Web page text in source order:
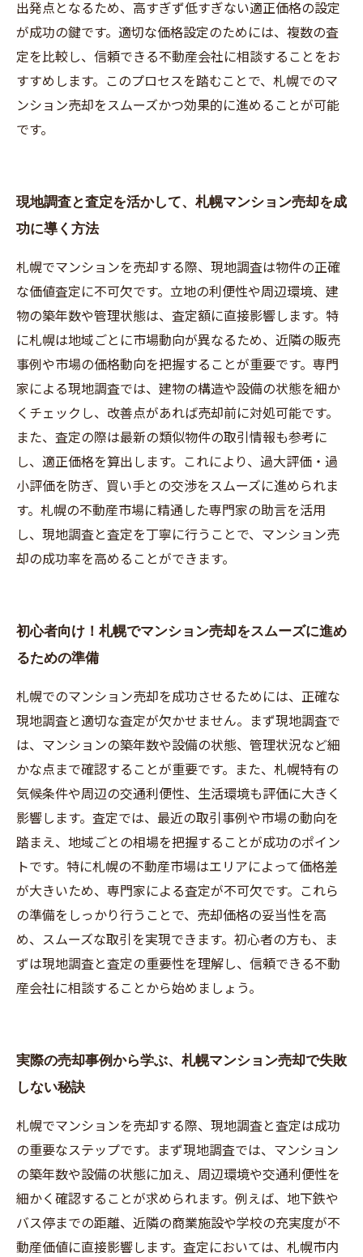
出発点となるため、高すぎず低すぎない適正価格の設定
が成功の鍵です。適切な価格設定のためには、複数の査
定を比較し、信頼できる不動産会社に相談することをお
すすめします。このプロセスを踏むことで、札幌でのマ
ンション売却をスムーズかつ効果的に進めることが可能
です。
現地調査と査定を活かして、札幌マンション売却を成
功に導く方法
札幌でマンションを売却する際、現地調査は物件の正確
な価値査定に不可欠です。立地の利便性や周辺環境、建
物の築年数や管理状態は、査定額に直接影響します。特
に札幌は地域ごとに市場動向が異なるため、近隣の販売
事例や市場の価格動向を把握することが重要です。専門
家による現地調査では、建物の構造や設備の状態を細か
くチェックし、改善点があれば売却前に対処可能です。
また、査定の際は最新の類似物件の取引情報も参考に
し、適正価格を算出します。これにより、過大評価・過
小評価を防ぎ、買い手との交渉をスムーズに進められま
す。札幌の不動産市場に精通した専門家の助言を活用
し、現地調査と査定を丁寧に行うことで、マンション売
却の成功率を高めることができます。
初心者向け！札幌でマンション売却をスムーズに進め
るための準備
札幌でのマンション売却を成功させるためには、正確な
現地調査と適切な査定が欠かせません。まず現地調査で
は、マンションの築年数や設備の状態、管理状況など細
かな点まで確認することが重要です。また、札幌特有の
気候条件や周辺の交通利便性、生活環境も評価に大きく
影響します。査定では、最近の取引事例や市場の動向を
踏まえ、地域ごとの相場を把握することが成功のポイン
トです。特に札幌の不動産市場はエリアによって価格差
が大きいため、専門家による査定が不可欠です。これら
の準備をしっかり行うことで、売却価格の妥当性を高
め、スムーズな取引を実現できます。初心者の方も、ま
ずは現地調査と査定の重要性を理解し、信頼できる不動
産会社に相談することから始めましょう。
実際の売却事例から学ぶ、札幌マンション売却で失敗
しない秘訣
札幌でマンションを売却する際、現地調査と査定は成功
の重要なステップです。まず現地調査では、マンション
の築年数や設備の状態に加え、周辺環境や交通利便性を
細かく確認することが求められます。例えば、地下鉄や
バス停までの距離、近隣の商業施設や学校の充実度が不
動産価値に直接影響します。査定においては、札幌市内